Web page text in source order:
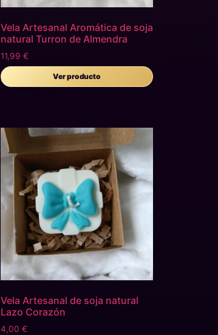
Vela Artesanal Aromática de soja
natural Turron de Almendra
11,99€
Ver producto
Vela Artesanal de soja natural
Lazo Corazón
4,00€